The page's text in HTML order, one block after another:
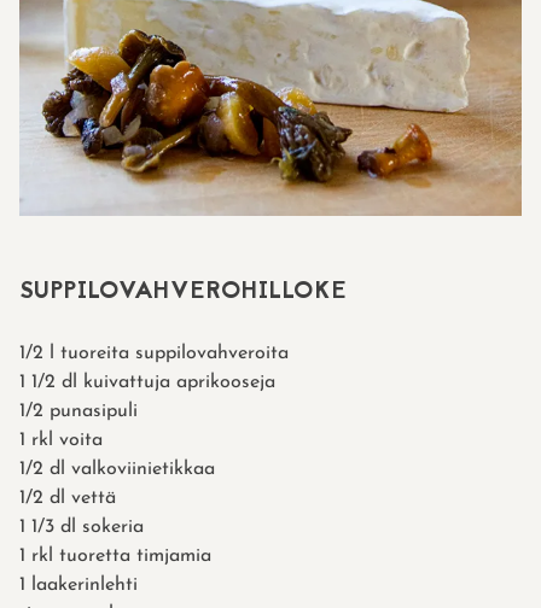
SUPPILOVAHVEROHILLOKE
1/2 l tuoreita suppilovahveroita
1 1/2 dl kuivattuja aprikooseja
1/2 punasipuli
1 rkl voita
1/2 dl valkoviinietikkaa
1/2 dl vettä
1 1/3 dl sokeria
1 rkl tuoretta timjamia
1 laakerinlehti